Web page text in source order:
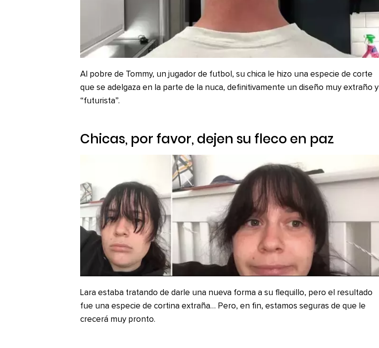
Al pobre de Tommy, un jugador de futbol, su chica le hizo una especie de corte
que se adelgaza en la parte de la nuca, definitivamente un diseño muy extraño y
“futurista”.
Chicas, por favor, dejen su fleco en paz
Lara estaba tratando de darle una nueva forma a su flequillo, pero el resultado
fue una especie de cortina extraña… Pero, en fin, estamos seguras de que le
crecerá muy pronto.